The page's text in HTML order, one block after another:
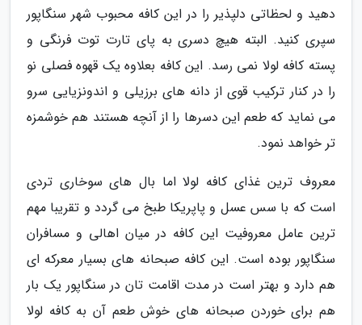
دهید و لحظاتی دلپذیر را در این کافه محبوب شهر سنگاپور
سپری کنید. البته هیچ دسری به پای تارت توت فرنگی و
پسته کافه لولا نمی رسد. این کافه بعلاوه یک قهوه فصلی نو
را در کنار ترکیب قوی از دانه های برزیلی و اندونزیایی سرو
می نماید که طعم این دسرها را از آنچه هستند هم خوشمزه
تر خواهد نمود.
معروف ترین غذای کافه لولا اما بال های سوخاری تردی
است که با سس عسل و پاپریکا طبخ می گردد و تقریبا مهم
ترین عامل معروفیت این کافه در میان اهالی و مسافران
سنگاپور بوده است. این کافه صبحانه های بسیار معرکه ای
هم دارد و بهتر است در مدت اقامت تان در سنگاپور یک بار
هم برای خوردن صبحانه های خوش طعم آن به کافه لولا